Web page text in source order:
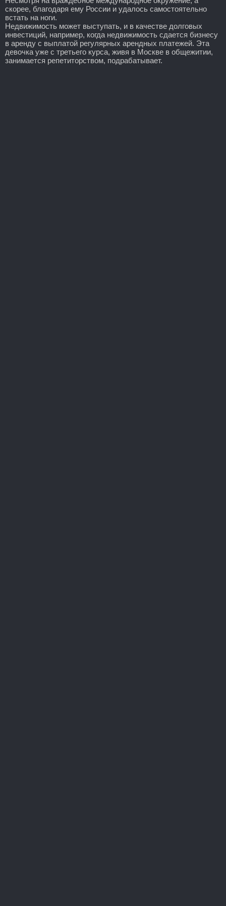
скорее, благодаря ему России и удалось самостоятельно
встать на ноги.
Недвижимость может выступать, и в качестве долговых
инвестиций, например, когда недвижимость сдается бизнесу
в аренду с выплатой регулярных арендных платежей. Эта
девочка уже с третьего курса, живя в Москве в общежитии,
занимается репетиторством, подрабатывает.